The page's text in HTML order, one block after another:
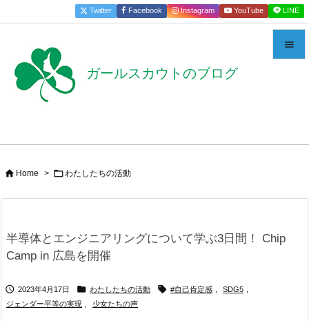
ガールスカウトのブログ

Twitter Facebook Instagram YouTube LINE
 Home > わたしたちの活動
半導体とエンジニアリングについて学ぶ3日間！ Chip
Camp in 広島を開催
 2023年4月17日  わたしたちの活動  #自己肯定感 SDG5
ジェンダー平等の実現
少女たちの声